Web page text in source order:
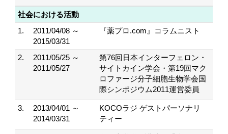
社会における活動
1.
2011/04/08 ～
2015/03/31
『薬プロ.com』コラムニスト
2.
2011/05/25 ～
2011/05/27
第76回日本インターフェロン・
サイトカイン学会・第19回マク
ロファージ分子細胞生物学会国
際シンポジウム2011運営委員
3.
2013/04/01 ～
2014/03/31
KOCOラジ ゲストパーソナリ
ティー